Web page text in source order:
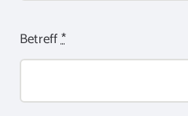
Betreff*